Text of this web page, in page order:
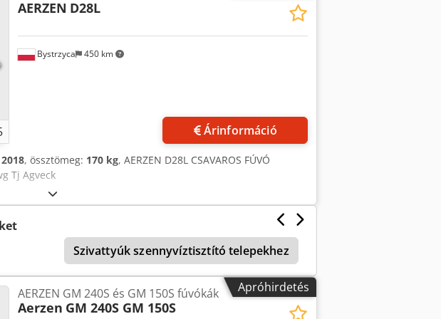
Bystrzyca 450 km
AERZEN D28L
Árinformáció
2018, össztömeg: 170 kg, AERZEN D28L CSAVAROS FÚVÓ
Tj Agveck
Szivattyúk szennyvíztisztító telepekhez
Apróhirdetés
AERZEN GM 240S és GM 150S fúvókák
Aerzen GM 240S GM 150S